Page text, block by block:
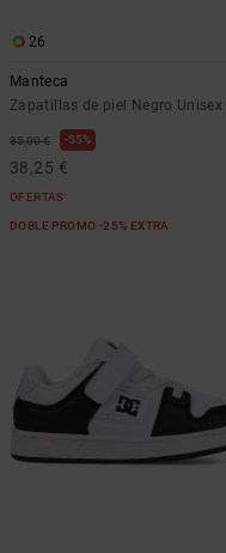
26
Manteca
Zapatillas de piel Negro Unisex
85,00 € 55%
38,25 €
OFERTAS
DOBLE PROMO -25% EXTRA